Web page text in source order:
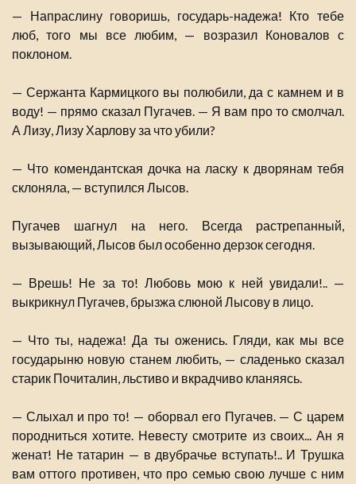
— Напраслину говоришь, государь-надежа! Кто тебе
люб, того мы все любим, — возразил Коновалов с
поклоном.
— Сержанта Кармицкого вы полюбили, да с камнем и в
воду! — прямо сказал Пугачев. — Я вам про то смолчал.
А Лизу, Лизу Харлову за что убили?
— Что комендантская дочка на ласку к дворянам тебя
склоняла, — вступился Лысов.
Пугачев шагнул на него. Всегда растрепанный,
вызывающий, Лысов был особенно дерзок сегодня.
— Врешь! Не за то! Любовь мою к ней увидали!.. —
выкрикнул Пугачев, брызжа слюной Лысову в лицо.
— Что ты, надежа! Да ты оженись. Гляди, как мы все
государыню новую станем любить, — сладенько сказал
старик Почиталин, льстиво и вкрадчиво кланяясь.
— Слыхал и про то! — оборвал его Пугачев. — С царем
породниться хотите. Невесту смотрите из своих... Ан я
женат! Не татарин — в двубрачье вступать!.. И Трушка
вам оттого противен, что про семью свою лучше с ним